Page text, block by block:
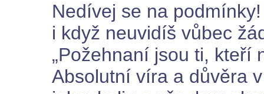
Nedívej se na
i když neuvidíš vůbec
„Požehnaní jsou ti, kteří
Absolutní víra a důvěra